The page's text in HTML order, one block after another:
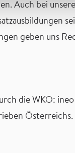
Auch bei
geben uns
die WKO:
Österreichs.